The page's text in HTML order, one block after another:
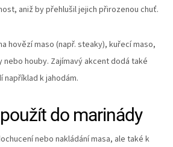
aniž by přehlušil jejich přirozenou chuť.
hovězí maso (např. steaky), kuřecí maso,
houby. Zajímavý akcent dodá také
k jahodám.
do marinády
nebo nakládání masa, ale také k